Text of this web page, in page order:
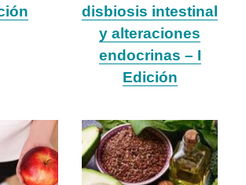
disbiosis intestinal
y alteraciones
endocrinas – I
Edición